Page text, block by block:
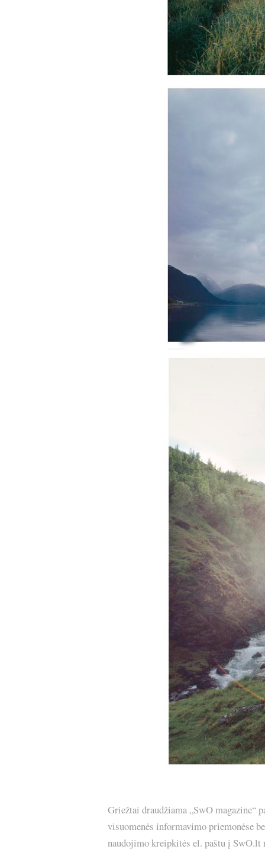
Griežtai draudžiama „SwO magazine“
visuomenės informavimo priemonėse
naudojimo kreipkitės el. paštu į